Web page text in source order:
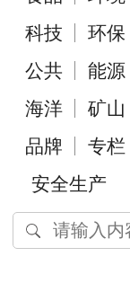
科技
环保
公共
能源
海洋
矿山
品牌
专栏
安全生产